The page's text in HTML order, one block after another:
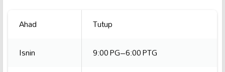
Ahad
Tutup
Isnin
9:00 PG–6:00 PTG